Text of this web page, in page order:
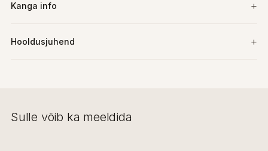
Kanga info
Hooldusjuhend
Sulle võib ka meeldida